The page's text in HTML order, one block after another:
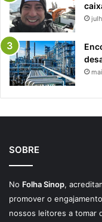
SOBRE
No Folha Sinop,
promover o
nossos leitores a tomar